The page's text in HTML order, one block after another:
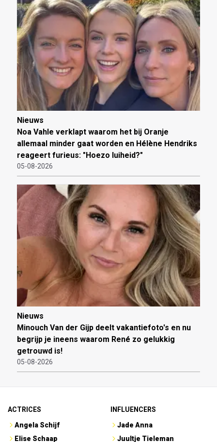
Nieuws
Noa Vahle verklapt waarom het bij Oranje
allemaal minder gaat worden en Hélène Hendriks
reageert furieus: "Hoezo luiheid?"
05-08-2026
Nieuws
Minouch Van der Gijp deelt vakantiefoto's en nu
begrijp je ineens waarom René zo gelukkig
getrouwd is!
05-08-2026
ACTRICES
Angela Schijf
Elise Schaap
INFLUENCERS
Jade Anna
Juultje Tieleman